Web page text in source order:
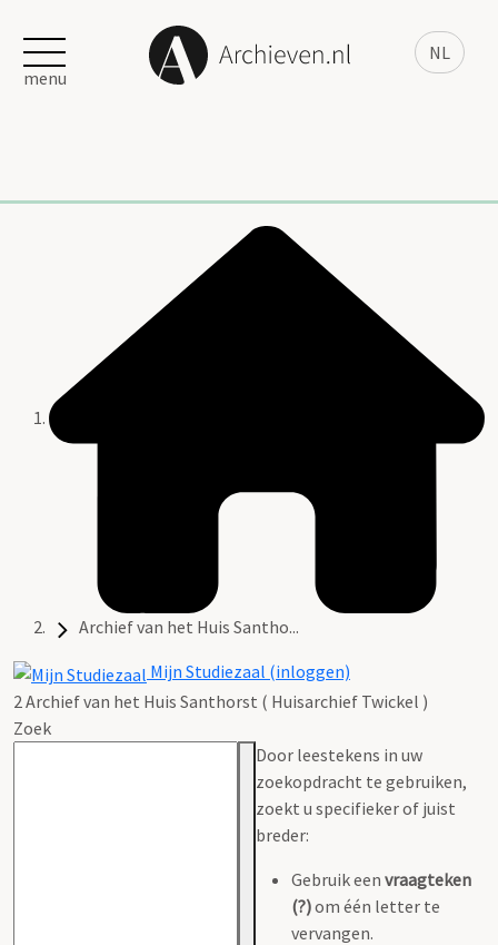
NL
menu
Archief van het Huis Santho...
Mijn Studiezaal (inloggen)
2 Archief van het Huis Santhorst ( Huisarchief Twickel )
Zoek
Door leestekens in uw
zoekopdracht te gebruiken,
zoekt u specifieker of juist
breder:
Gebruik een vraagteken
(?)om één letter te
vervangen.